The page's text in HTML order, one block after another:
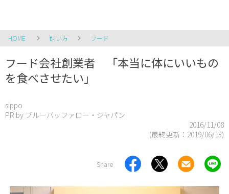
HOME 飼い方 フード
フード会社創業者 「本当に体にいいもの
を食べさせたい」
sippo
PR by ブルーバッファロー・ジャパン
2016/11/08
(最終更新： 2019/06/13)
Share